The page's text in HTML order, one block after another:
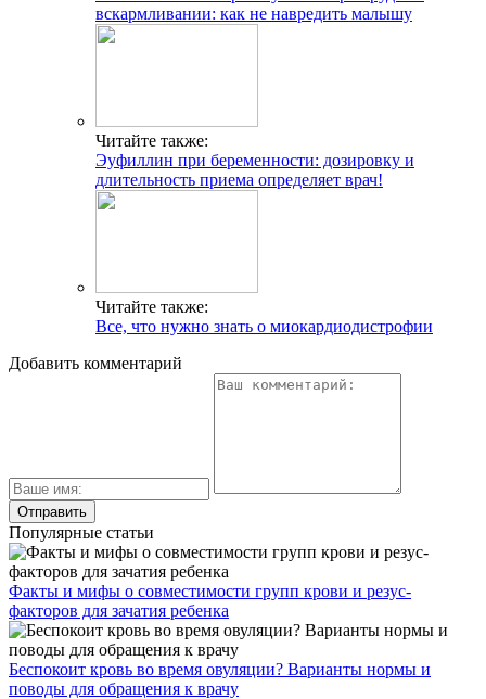
вскармливании: как не навредить малышу
Читайте также:
Эуфиллин при беременности: дозировку и
длительность приема определяет врач!
Читайте также:
Все, что нужно знать о миокардиодистрофии
Добавить комментарий
Популярные статьи
Факты и мифы о совместимости групп крови и резус-
факторов для зачатия ребенка
Беспокоит кровь во время овуляции? Варианты нормы и
поводы для обращения к врачу